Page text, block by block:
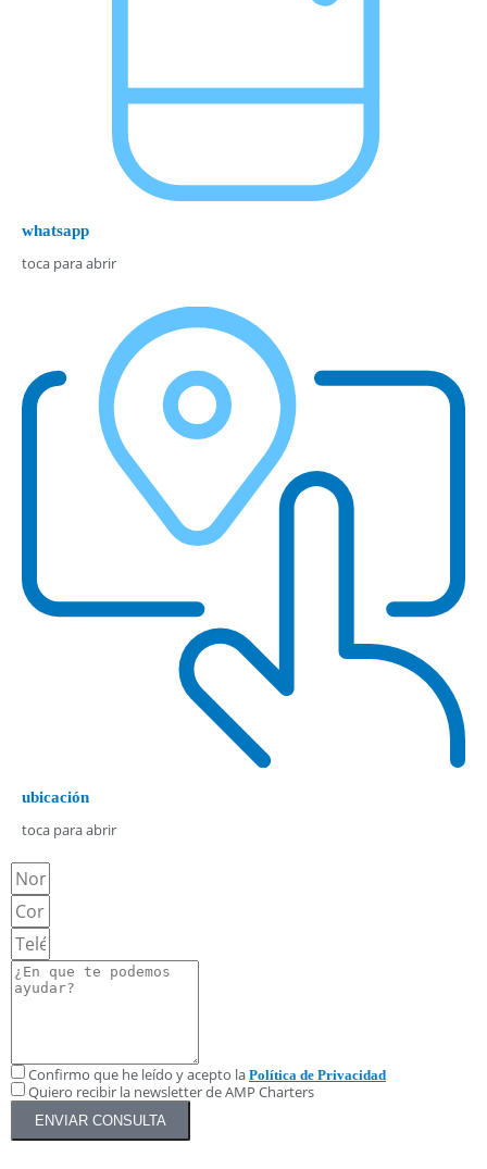
whatsapp
toca para abrir
ubicación
toca para abrir
Confirmo que he leído y acepto la Política de Privacidad
Quiero recibir la newsletter de AMP Charters
ENVIAR CONSULTA